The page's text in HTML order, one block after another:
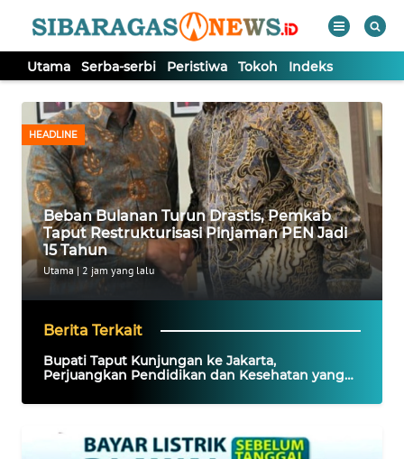
Utama Serba-serbi Peristiwa Tokoh Indeks
HEADLINE
Beban Bulanan Turun Drastis, Pemkab
Taput Restrukturisasi Pinjaman PEN Jadi
15 Tahun
Utama | 2 jam yang lalu
Berita Terkait
Bupati Taput Kunjungan ke Jakarta,
Perjuangkan Pendidikan dan Kesehatan yang
TV
Tutup
UTAMA
SERBA-
SERBI
INDEKS